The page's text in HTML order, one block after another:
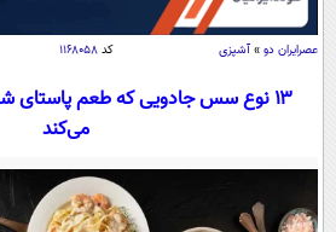
اقتصاد
اقتصادی
خودرو
جامعه
اجتماعی
حوادث
سلامت
ورزشی
بین الملل
سیاست خارجی
فرهنگ و هنر
عصرايران دو »آشپزی کد ۱۱۶۸۰۵۸
۱۳ نوع سس جادویی که طعم پاستای
می‌کند